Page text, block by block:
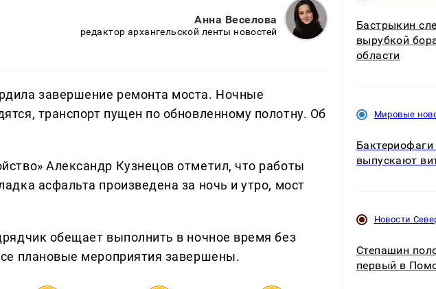
Анна Веселова
редактор архангельской ленты новостей
завершение ремонта моста. Ночные
транспорт пущен по обновленному полотну. Об
Александр Кузнецов отметил, что работы
асфальта произведена за ночь и утро, мост
обещает выполнить в ночное время без
плановые мероприятия завершены.
Бастрыкин
вырубкой
области
Мировые
выпускают
Новости
Степашин
первый в